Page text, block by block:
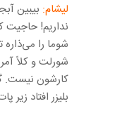
لیشام: بیبین
نداریم! حاجیت
شوما را
شورلت و کلاً
کارشون نیست.
بلیزر افتاد زیر